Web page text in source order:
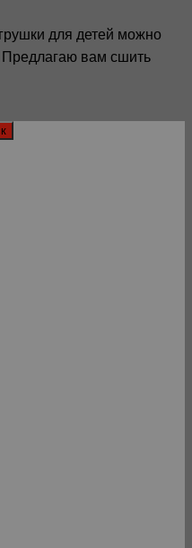
для детей можно
Предлагаю вам сшить